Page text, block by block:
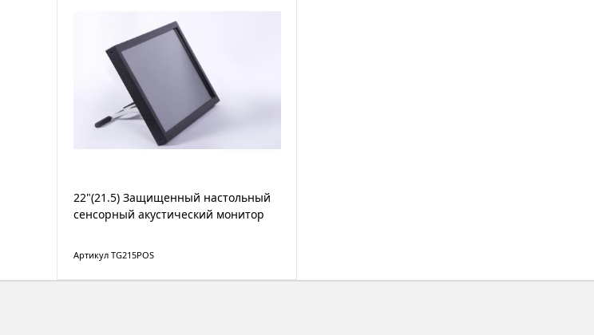
22"(21.5) Защищенный настольный
сенсорный акустический монитор
Артикул TG215POS